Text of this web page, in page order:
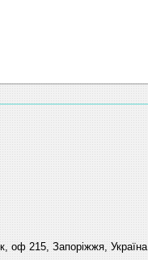
оф 215, Запоріжжя, Україна